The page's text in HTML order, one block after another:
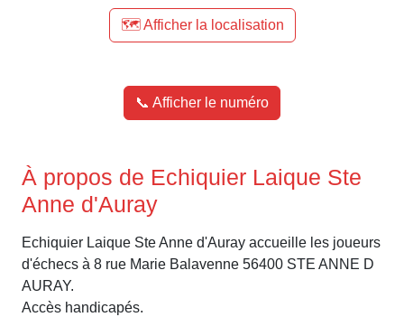
🗺️ Afficher la localisation
📞 Afficher le numéro
À propos de Echiquier Laique Ste
Anne d'Auray
Echiquier Laique Ste Anne d'Auray accueille les joueurs
d'échecs à 8 rue Marie Balavenne 56400 STE ANNE D
AURAY.
Accès handicapés.